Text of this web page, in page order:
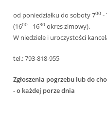
od poniedziałku do soboty 700 -
(1600 - 1630 okres zimowy).
W niedziele i uroczystości
tel.: 793-818-955
Zgłoszenia pogrzebu lub do
- o każdej porze dnia